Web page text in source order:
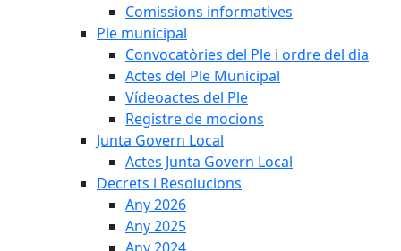
Comissions informatives
Ple municipal
Convocatòries del Ple i ordre del dia
Actes del Ple Municipal
Vídeoactes del Ple
Registre de mocions
Junta Govern Local
Actes Junta Govern Local
Decrets i Resolucions
Any 2026
Any 2025